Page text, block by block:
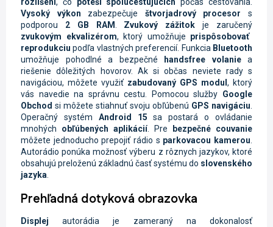
Vysoký výkon zabezpečuje štvorjadrový procesor s
podporou 2 GB RAM Zvukový zážitok je zaručený
zvukovým ekvalizérom, ktorý umožňuje prispôsobovať
reprodukciu podľa vlastných preferencií. Funkcia Bluetooth
umožňuje pohodlné a bezpečné
handsfree volaniea
riešenie dôležitých hovorov. Ak si občas neviete rady s
navigáciou, môžete využiť zabudovaný GPS modul , ktorý
vás navedie na správnu cestu. Pomocou služby Google
Obchod si môžete stiahnuť svoju obľúbenú GPS navigáciu
Operačný systém Android 15 sa postará o ovládanie
mnohých obľúbených aplikácií. Pre
bezpečné couvanie
môžete jednoducho prepojiť rádio s parkovacou kamerou
Autorádio ponúka možnosť výberu z rôznych jazykov, ktoré
obsahujú preloženú základnú časť systému do slovenského
jazyka
Prehľadná dotyková obrazovka
Displejautorádia je zameraný na dokonalosť